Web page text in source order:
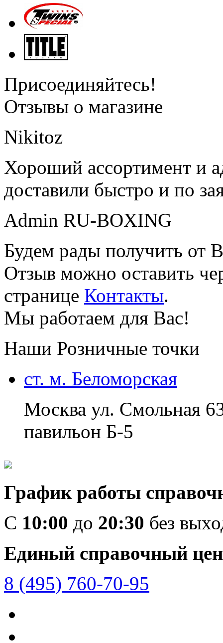
Присоединяйтесь!
Отзывы о магазине
Nikitoz
Хороший ассортимент и
доставили быстро и по
Admin RU-BOXING
Будем рады получить от
Отзыв можно оставить
странице Контакты.
Мы работаем для Вас!
Наши Розничные точки
ст. м. Беломорская
Москва ул. Смольная
павильон Б-5
График работы
C 10:00 до 20:30 без
Единый справочный
8 (495) 760-70-95